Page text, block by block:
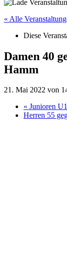
« Alle
Diese
Damen 40
Hamm
21. Mai 2022 von
« Junioren
Herren 55